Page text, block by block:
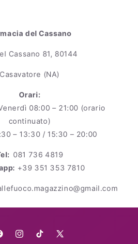
del Cassano
Cassano 81, 80144
Casavatore (NA)
Orari:
08:00 – 21:00 (orario
continuato)
– 13:30 / 15:30 – 20:00
081 736 4819
+39 351 353 7810
InstagramTikTokX